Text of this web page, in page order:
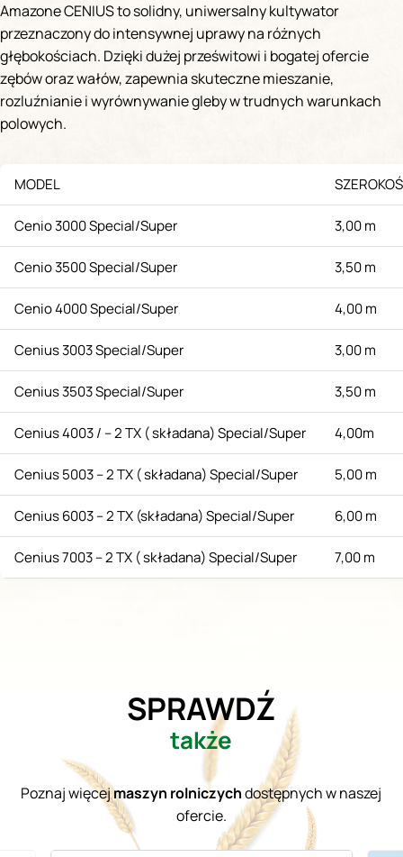
Amazone CENIUS to solidny, uniwersalny kultywator
przeznaczony do intensywnej uprawy na różnych
głębokościach. Dzięki dużej prześwitowi i bogatej ofercie
zębów oraz wałów, zapewnia skuteczne mieszanie,
rozluźnianie i wyrównywanie gleby w trudnych warunkach
polowych.
MODEL
Cenio 3000 Special/Super 3,00 m
Cenio 3500 Special/Super 3,50 m
Cenio 4000 Special/Super 4,00 m
Cenius 3003 Special/Super 3,00 m
Cenius 3503 Special/Super 3,50 m
Cenius 4003 / – 2 TX ( składana) Special/Super 4,00m
Cenius 5003 – 2 TX ( składana) Special/Super 5,00 m
Cenius 6003 – 2 TX (składana) Special/Super 6,00 m
Cenius 7003 – 2 TX ( składana) Special/Super 7,00 m
SPRAWDŹ
także
Poznaj więcejmaszyn rolniczychdostępnych w naszej
ofercie.